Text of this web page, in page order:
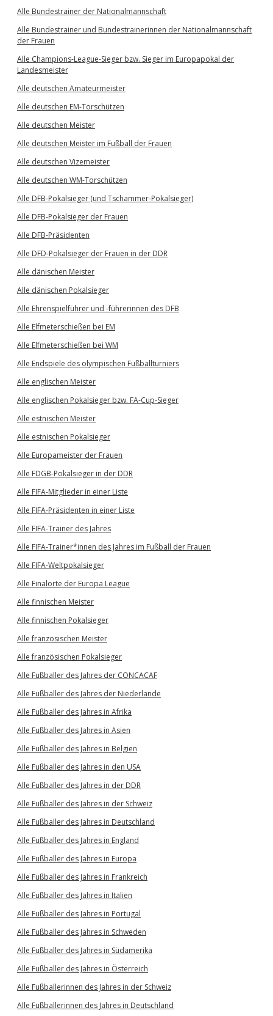
Alle Bundestrainer der Nationalmannschaft
Alle Bundestrainer und Bundestrainerinnen der Nationalmannschaft
der Frauen
Alle Champions-League-Sieger bzw. Sieger im Europapokal der
Landesmeister
Alle deutschen Amateurmeister
Alle deutschen EM-Torschützen
Alle deutschen Meister
Alle deutschen Meister im Fußball der Frauen
Alle deutschen Vizemeister
Alle deutschen WM-Torschützen
Alle DFB-Pokalsieger (und Tschammer-Pokalsieger)
Alle DFB-Pokalsieger der Frauen
Alle DFB-Präsidenten
Alle DFD-Pokalsieger der Frauen in der DDR
Alle dänischen Meister
Alle dänischen Pokalsieger
Alle Ehrenspielführer und -führerinnen des DFB
Alle Elfmeterschießen bei EM
Alle Elfmeterschießen bei WM
Alle Endspiele des olympischen Fußballturniers
Alle englischen Meister
Alle englischen Pokalsieger bzw. FA-Cup-Sieger
Alle estnischen Meister
Alle estnischen Pokalsieger
Alle Europameister der Frauen
Alle FDGB-Pokalsieger in der DDR
Alle FIFA-Mitglieder in einer Liste
Alle FIFA-Präsidenten in einer Liste
Alle FIFA-Trainer des Jahres
Alle FIFA-Trainer*innen des Jahres im Fußball der Frauen
Alle FIFA-Weltpokalsieger
Alle Finalorte der Europa League
Alle finnischen Meister
Alle finnischen Pokalsieger
Alle französischen Meister
Alle französischen Pokalsieger
Alle Fußballer des Jahres der CONCACAF
Alle Fußballer des Jahres der Niederlande
Alle Fußballer des Jahres in Afrika
Alle Fußballer des Jahres in Asien
Alle Fußballer des Jahres in Belgien
Alle Fußballer des Jahres in den USA
Alle Fußballer des Jahres in der DDR
Alle Fußballer des Jahres in der Schweiz
Alle Fußballer des Jahres in Deutschland
Alle Fußballer des Jahres in England
Alle Fußballer des Jahres in Europa
Alle Fußballer des Jahres in Frankreich
Alle Fußballer des Jahres in Italien
Alle Fußballer des Jahres in Portugal
Alle Fußballer des Jahres in Schweden
Alle Fußballer des Jahres in Südamerika
Alle Fußballer des Jahres in Österreich
Alle Fußballerinnen des Jahres in der Schweiz
Alle Fußballerinnen des Jahres in Deutschland